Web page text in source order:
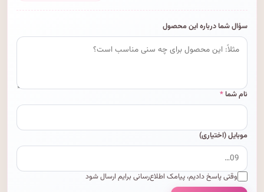
سؤال شما درباره این محصول
نام شما*
موبایل (اختیاری)
وقتی پاسخ دادیم، پیامک اطلاع‌رسانی برایم ارسال شود